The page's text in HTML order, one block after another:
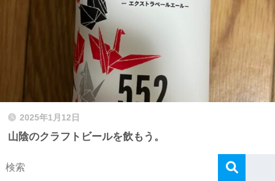
2025年1月12日
山陰のクラフトビールを飲もう。